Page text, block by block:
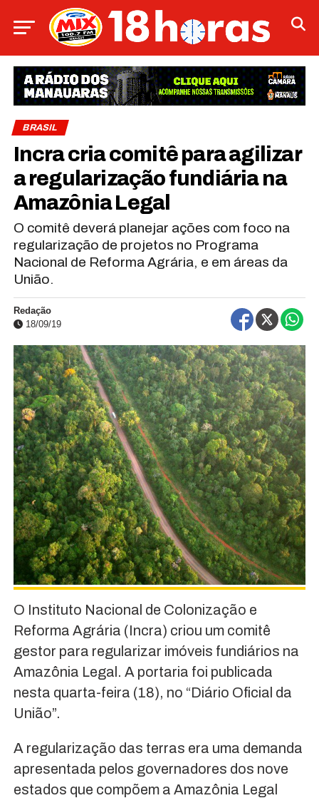
BRASIL
Incra cria comitê para agilizar
a regularização fundiária na
Amazônia Legal
O comitê deverá planejar ações com foco na
regularização de projetos no Programa
Nacional de Reforma Agrária, e em áreas da
União.
Redação
18/09/19
O Instituto Nacional de Colonização e
Reforma Agrária (Incra) criou um comitê
gestor para regularizar imóveis fundiários na
Amazônia Legal. A portaria foi publicada
nesta quarta-feira (18), no “Diário Oficial da
União”.
A regularização das terras era uma demanda
apresentada pelos governadores dos nove
estados que compõem a Amazônia Legal